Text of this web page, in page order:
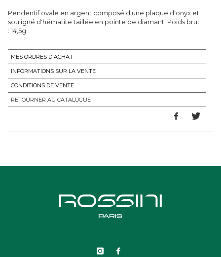
Pendentif ovale en argent composé d'une plaque d'onyx et
souligné d'hématite taillée en pointe de diamant. Poids brut
: 14,5g.
MES ORDRES D'ACHAT
INFORMATIONS SUR LA VENTE
CONDITIONS DE VENTE
RETOURNER AU CATALOGUE